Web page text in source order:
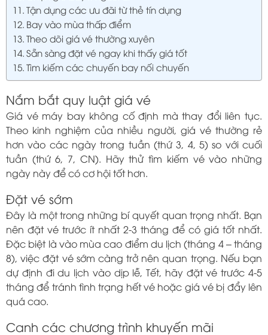
Tận dụng các ưu đãi từ thẻ tín dụng
Bay vào mùa thấp điểm
Theo dõi giá vé thường xuyên
Sẵn sàng đặt vé ngay khi thấy giá tốt
Tìm kiếm các chuyến bay nối chuyến
Nắm bắt quy luật giá vé
Giá vé máy bay không cố định mà thay đổi liên tục.
Theo kinh nghiệm của nhiều người, giá vé thường rẻ
hơn vào các ngày trong tuần (thứ 3, 4, 5) so với cuối
tuần (thứ 6, 7, CN). Hãy thử tìm kiếm vé vào những
ngày này để có cơ hội tốt hơn.
Đặt vé sớm
Đây là một trong những bí quyết quan trọng nhất. Bạn
nên đặt vé trước ít nhất 2-3 tháng để có giá tốt nhất.
Đặc biệt là vào mùa cao điểm du lịch (tháng 4 – tháng
8), việc đặt vé sớm càng trở nên quan trọng. Nếu bạn
dự định đi du lịch vào dịp lễ, Tết, hãy đặt vé trước 4-5
tháng để tránh tình trạng hết vé hoặc giá vé bị đẩy lên
quá cao.
Canh các chương trình khuyến mãi